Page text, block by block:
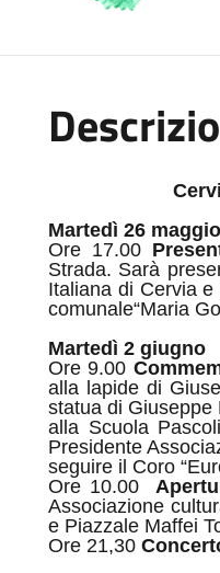
Martedì 26 maggio
Ore 17.00
Strada. Sarà
Italiana di Cervia
comunale“Maria
Martedì 2 giugno
Ore 9.00
alla lapide di
statua di Giuseppe
alla Scuola
Presidente
seguire il Coro
Ore 10.00
Associazione
e Piazzale Maffei
Ore 21,30